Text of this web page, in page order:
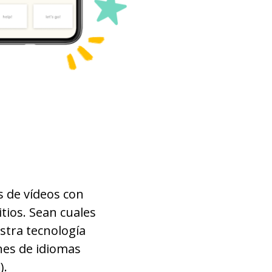
cerca; cercano; cercana
humano
organismo; ser vivo
vídeos con
Sean cuales
tecnología
de idiomas